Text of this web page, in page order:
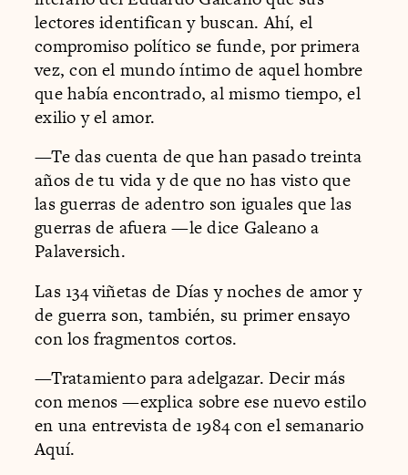
lectores identifican y buscan. Ahí, el
compromiso político se funde, por primera
vez, con el mundo íntimo de aquel hombre
que había encontrado, al mismo tiempo, el
exilio y el amor.
—Te das cuenta de que han pasado treinta
años de tu vida y de que no has visto que
las guerras de adentro son iguales que las
guerras de afuera —le dice Galeano a
Palaversich.
Las 134 viñetas de Días y noches de amor y
de guerra son, también, su primer ensayo
con los fragmentos cortos.
—Tratamiento para adelgazar. Decir más
con menos —explica sobre ese nuevo estilo
en una entrevista de 1984 con el semanario
Aquí.